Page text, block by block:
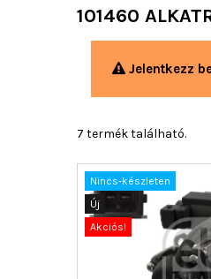
101460
Jelentkezz
7 termék található.
Nincs-készleten
Új
Akciós!